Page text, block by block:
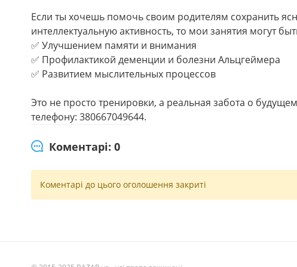
Если ты хочешь помочь своим родителям сохранить
интеллектуальную активность, то мои занятия могут
✅ Улучшением памяти и внимания
✅ Профилактикой деменции и болезни Альцгеймера
✅ Развитием мыслительных процессов
Это не просто тренировки, а реальная забота о
телефону: 380667049644.
Коментарі: 0
Коментарі до цього оголошення закриті